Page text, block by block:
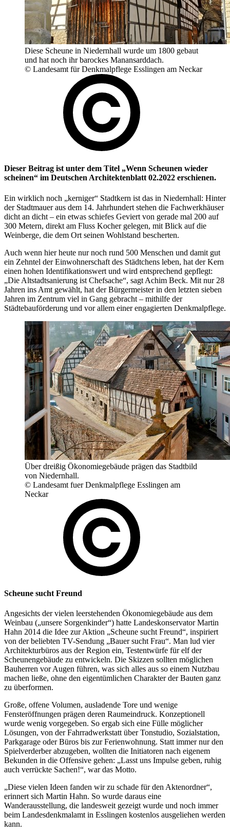
Diese Scheune in Niedernhall wurde um 1800 gebaut
und hat noch ihr barockes Manansarddach.
© Landesamt für Denkmalpflege Esslingen am Neckar
Dieser Beitrag ist unter dem Titel „Wenn Scheunen wieder
scheinen“ im Deutschen Architektenblatt 02.2022 erschienen.
Ein wirklich noch „kerniger“ Stadtkern ist das in Niedernhall: Hinter
der Stadtmauer aus dem 14. Jahrhundert stehen die Fachwerkhäuser
dicht an dicht – ein etwas schiefes Geviert von gerade mal 200 auf
300 Metern, direkt am Fluss Kocher gelegen, mit Blick auf die
Weinberge, die dem Ort seinen Wohlstand bescherten.
Auch wenn hier heute nur noch rund 500 Menschen und damit gut
ein Zehntel der Einwohnerschaft des Städtchens leben, hat der Kern
einen hohen Identifikationswert und wird entsprechend gepflegt:
„Die Altstadtsanierung ist Chefsache“, sagt Achim Beck. Mit nur 28
Jahren ins Amt gewählt, hat der Bürgermeister in den letzten sieben
Jahren im Zentrum viel in Gang gebracht – mithilfe der
Städtebauförderung und vor allem einer engagierten Denkmalpflege.
Über dreißig Ökonomiegebäude prägen das Stadtbild
von Niedernhall.
© Landesamt fuer Denkmalpflege Esslingen am
Neckar
Scheune sucht Freund
Angesichts der vielen leerstehenden Ökonomiegebäude aus dem
Weinbau („unsere Sorgenkinder“) hatte Landeskonservator Martin
Hahn 2014 die Idee zur Aktion „Scheune sucht Freund“, inspiriert
von der beliebten TV-Sendung „Bauer sucht Frau“. Man lud vier
Architekturbüros aus der Region ein, Testentwürfe für elf der
Scheunengebäude zu entwickeln. Die Skizzen sollten möglichen
Bauherren vor Augen führen, was sich alles aus so einem Nutzbau
machen ließe, ohne den eigentümlichen Charakter der Bauten ganz
zu überformen.
Große, offene Volumen, ausladende Tore und wenige
Fensteröffnungen prägen deren Raumeindruck. Konzeptionell
wurde wenig vorgegeben. So ergab sich eine Fülle möglicher
Lösungen, von der Fahrradwerkstatt über Tonstudio, Sozialstation,
Parkgarage oder Büros bis zur Ferienwohnung. Statt immer nur den
Spielverderber abzugeben, wollten die Initiatoren nach eigenem
Bekunden in die Offensive gehen: „Lasst uns Impulse geben, ruhig
auch verrückte Sachen!“, war das Motto.
„Diese vielen Ideen fanden wir zu schade für den Aktenordner“,
erinnert sich Martin Hahn. So wurde daraus eine
Wanderausstellung, die landesweit gezeigt wurde und noch immer
beim Landesdenkmalamt in Esslingen kostenlos ausgeliehen werden
kann.